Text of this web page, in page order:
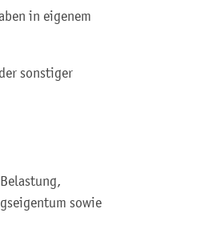
in eigenem
sonstiger
sowie